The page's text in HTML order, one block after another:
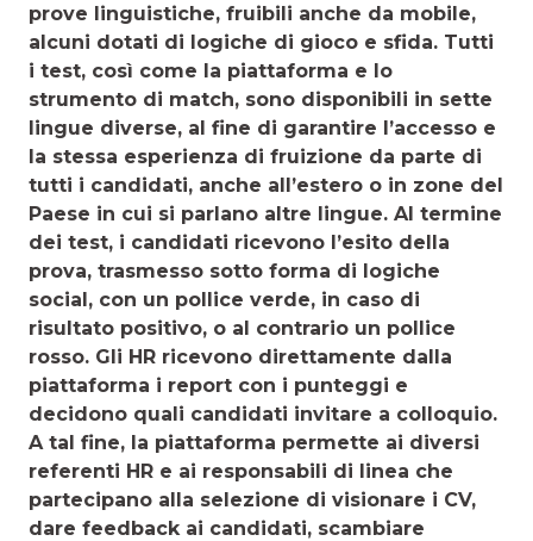
prove linguistiche, fruibili anche da mobile,
alcuni dotati di logiche di gioco e sfida. Tutti
i test, così come la piattaforma e lo
strumento di match, sono disponibili in sette
lingue diverse, al fine di garantire l’accesso e
la stessa esperienza di frui­zione da parte di
tutti i candidati, anche all’estero o in zone del
Paese in cui si parlano altre lingue. Al termine
dei test, i candidati ricevono l’esito della
prova, trasmesso sotto forma di logiche
social, con un pollice verde, in caso di
risultato po­sitivo, o al contrario un pollice
rosso. Gli HR ricevono diret­tamente dalla
piattaforma i report con i punteggi e
decidono quali candidati invitare a colloquio.
A tal fine, la piattaforma permette ai diversi
referenti HR e ai responsabili di linea che
partecipano alla selezione di visionare i CV,
dare feedback ai candidati, scambiare